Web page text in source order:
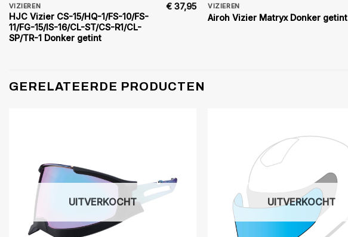
VIZIEREN
HJC Vizier CS-15/HQ-1/FS-10/FS-
11/FG-15/IS-16/CL-ST/CS-R1/CL-
SP/TR-1 Donker getint
€37,95 VIZIEREN
Airoh Vizier Matryx Donker getint
GERELATEERDE PRODUCTEN
UITVERKOCHT UITVERKOCHT